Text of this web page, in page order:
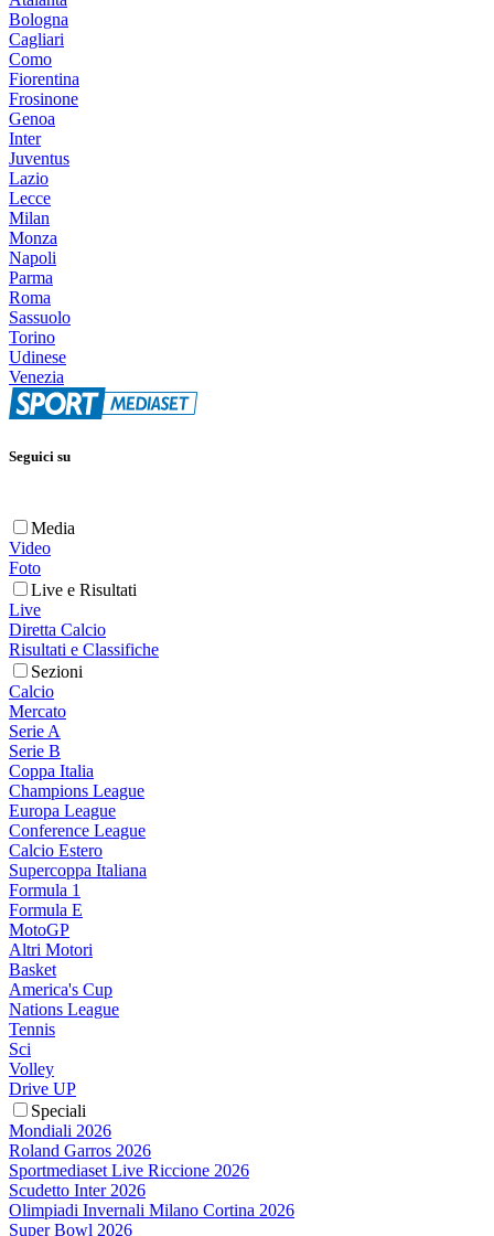
Bologna
Cagliari
Como
Fiorentina
Frosinone
Genoa
Inter
Juventus
Lazio
Lecce
Milan
Monza
Napoli
Parma
Roma
Sassuolo
Torino
Udinese
Venezia
Seguici su
Media
Video
Foto
Live e Risultati
Live
Diretta Calcio
Risultati e Classifiche
Sezioni
Calcio
Mercato
Serie A
Serie B
Coppa Italia
Champions League
Europa League
Conference League
Calcio Estero
Supercoppa Italiana
Formula 1
Formula E
MotoGP
Altri Motori
Basket
America's Cup
Nations League
Tennis
Sci
Volley
Drive UP
Speciali
Mondiali 2026
Roland Garros 2026
Sportmediaset Live Riccione 2026
Scudetto Inter 2026
Olimpiadi Invernali Milano Cortina 2026
Super Bowl 2026